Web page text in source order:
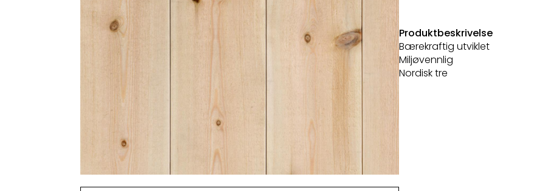
Produktbeskrivelse
Bærekraftig utviklet
Miljøvennlig
Nordisk tre